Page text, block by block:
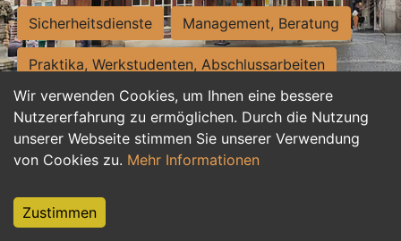
Wir verwenden Cookies, um Ihnen eine bessere
Nutzererfahrung zu ermöglichen. Durch die Nutzung
unserer Webseite stimmen Sie unserer Verwendung
von Cookies zu. Mehr Informationen
Zustimmen
Sicherheitsdienste Management, Beratung
Praktika, Werkstudenten, Abschlussarbeiten
Personalwesen Assistenz, Sekretariat
Hilfskräfte, Aushilfs- und Nebenjobs
Weiterbildung, Studium, duale Ausbildung